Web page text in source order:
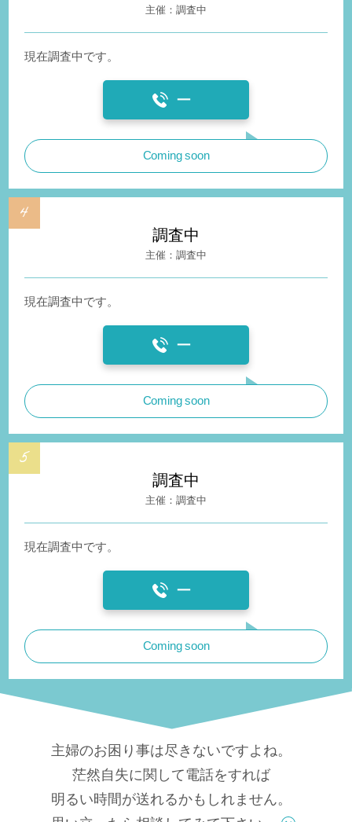
調査中
現在調査中です。
ー
Coming soon
調査中
調査中
現在調査中です。
ー
Coming soon
調査中
調査中
現在調査中です。
ー
Coming soon
主婦のお困り事は尽きないですよね。
茫然自失に関して電話をすれば
明るい時間が送れるかもしれません。